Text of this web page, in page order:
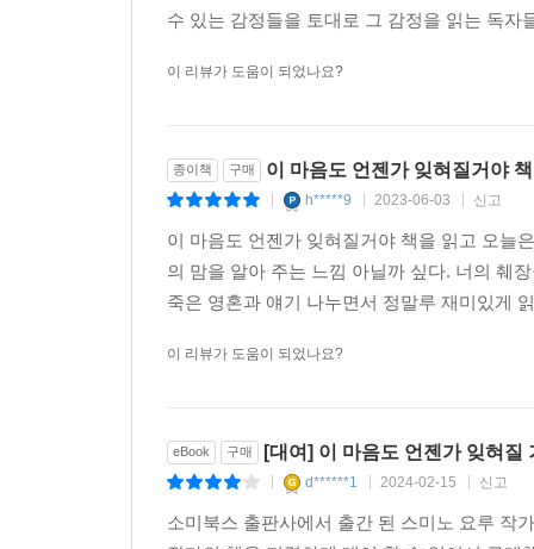
수 있는 감정들을 토대로 그 감정을 읽는 독
이 리뷰가 도움이 되었나요?
종이책 구매 이 마음도 언젠가 잊혀질거야
h*****9 2023-06-03 신고
이 마음도 언젠가 잊혀질거야 책을 읽고 오늘
의 맘을 알아 주는 느낌 아닐까 싶다. 너의 췌
죽은 영혼과 얘기 나누면서 정말루 재미있게
이 리뷰가 도움이 되었나요?
eBook 구매 [대여] 이 마음도 언젠가 잊혀질
d******1 2024-02-15 신고
소미북스 출판사에서 출간 된 스미노 요루 작